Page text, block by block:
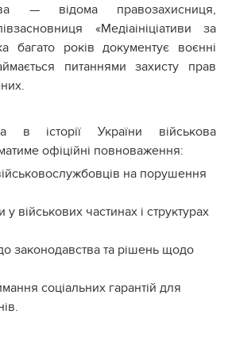
— відома правозахисниця,
«Медіаініціативи за
багато років документує воєнні
питаннями захисту прав
історії України військова
офіційні повноваження:
на порушення
у військових частинах і структурах
законодавства та рішень щодо
соціальних гарантій для